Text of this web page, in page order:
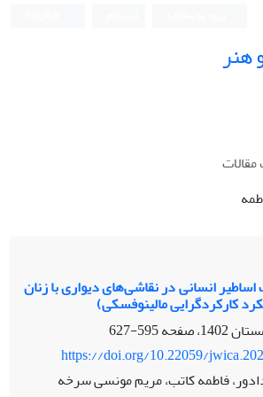
هنر
انسانی در نقاشی‌های دیوارى با زنان
کارکردگرایی مالینوفسکی)
595-627
https://doi.org/10.22059/
فاطمه کاتب، مریم مونسی سرخه